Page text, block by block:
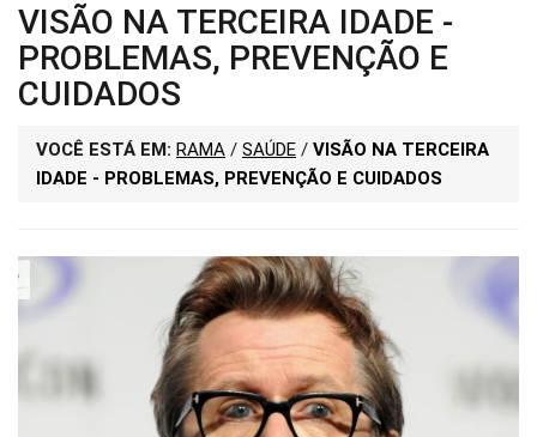
VISÃO NA TERCEIRA IDADE -
PROBLEMAS, PREVENÇÃO E
CUIDADOS
VOCÊ ESTÁ EM: RAMA / SAÚDE / VISÃO NA TERCEIRA
IDADE - PROBLEMAS, PREVENÇÃO E CUIDADOS